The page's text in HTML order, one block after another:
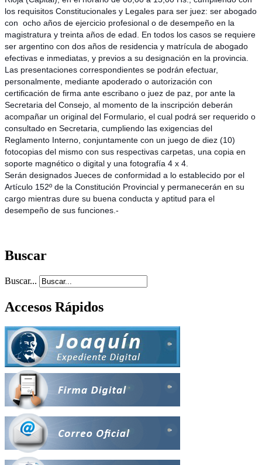
los requisitos Constitucionales y Legales para ser juez: ser abogado
con ocho años de ejercicio profesional o de desempeño en la
magistratura y treinta años de edad. En todos los casos se requiere
ser argentino con dos años de residencia y matrícula de abogado
efectivas e inmediatas, y previos a su designación en la provincia.
Las presentaciones correspondientes se podrán efectuar,
personalmente, mediante apoderado o autorización con
certificación de firma ante escribano o juez de paz, por ante la
Secretaria del Consejo, al momento de la inscripción deberán
acompañar un original del Formulario, el cual podrá ser requerido o
consultado en Secretaria, cumpliendo las exigencias del
Reglamento Interno, conjuntamente con un juego de diez (10)
fotocopias del mismo con sus respectivas carpetas, una copia en
soporte magnético o digital y una fotografía 4 x 4.
Serán designados Jueces de conformidad a lo establecido por el
Artículo 152º de la Constitución Provincial y permanecerán en su
cargo mientras dure su buena conducta y aptitud para el
desempeño de sus funciones.-
Buscar
Buscar...
Accesos Rápidos